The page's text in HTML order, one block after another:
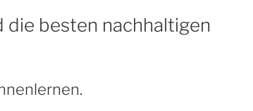
die besten nachhaltigen